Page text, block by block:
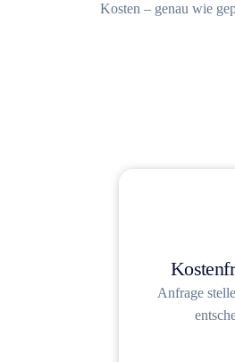
Kosten – genau wie
Anfrage